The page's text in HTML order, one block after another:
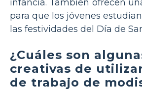
infancia. También ofrecen
para que los jóvenes
las festividades del Día de
¿Cuáles son
creativas de
de trabajo de